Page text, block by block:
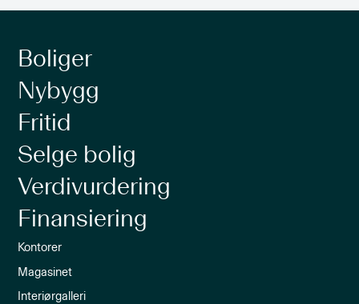
Boliger
Nybygg
Fritid
Selge bolig
Verdivurdering
Finansiering
Kontorer
Magasinet
Interiørgalleri